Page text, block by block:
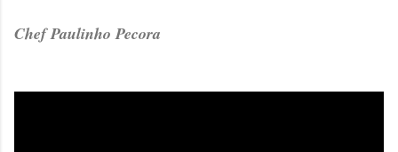
Chef Paulinho Pecora